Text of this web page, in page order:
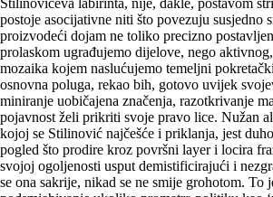
Stilinovićeva labirinta, nije, dakle, postavom
postoje asocijativne niti što povezuju susjedno
proizvodeći dojam ne toliko precizno
prolaskom ugrađujemo dijelove, nego
mozaika kojem naslućujemo temeljni
osnovna poluga, rekao bih, gotovo uvijek
miniranje uobičajena značenja, razotkrivanje
pojavnost želi prikriti svoje pravo lice. Nužan
kojoj se Stilinović najčešće i priklanja, jest
pogled što prodire kroz površni layer i locira
svojoj ogoljenosti usput demistificirajući i
se ona sakrije, nikad se ne smije grohotom. To